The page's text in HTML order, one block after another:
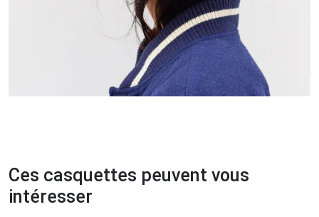
Ces casquettes peuvent vous
intéresser